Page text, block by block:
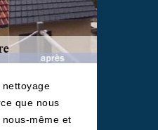
que nous
même et